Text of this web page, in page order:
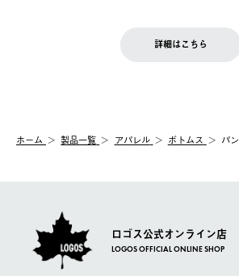
【配送業者】
佐川急便にて配送されます。
お客様都合の返品にかかる送料は、お客様
一度お手元の商品を返品いただき、ご希望
LOGOS FAMILY会員の方は、会員マイペ
詳細はこちら
ホーム 製品一覧 アパレル ボトムス パ
ロゴス公式オンライン店
LOGOS OFFICIAL ONLINE SHOP